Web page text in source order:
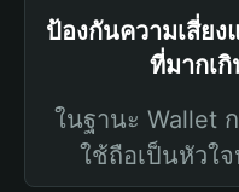
ป้องกันความเสี่ย
ที่มากเ
ในฐานะ Wallet
ใช้ถือเป็นหัวใ